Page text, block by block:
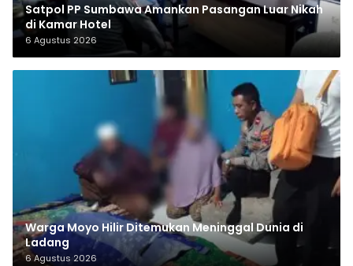
Satpol PP Sumbawa Amankan Pasangan Luar Nikah
di Kamar Hotel
6 Agustus 2026
Warga Moyo Hilir Ditemukan Meninggal Dunia di
Ladang
6 Agustus 2026